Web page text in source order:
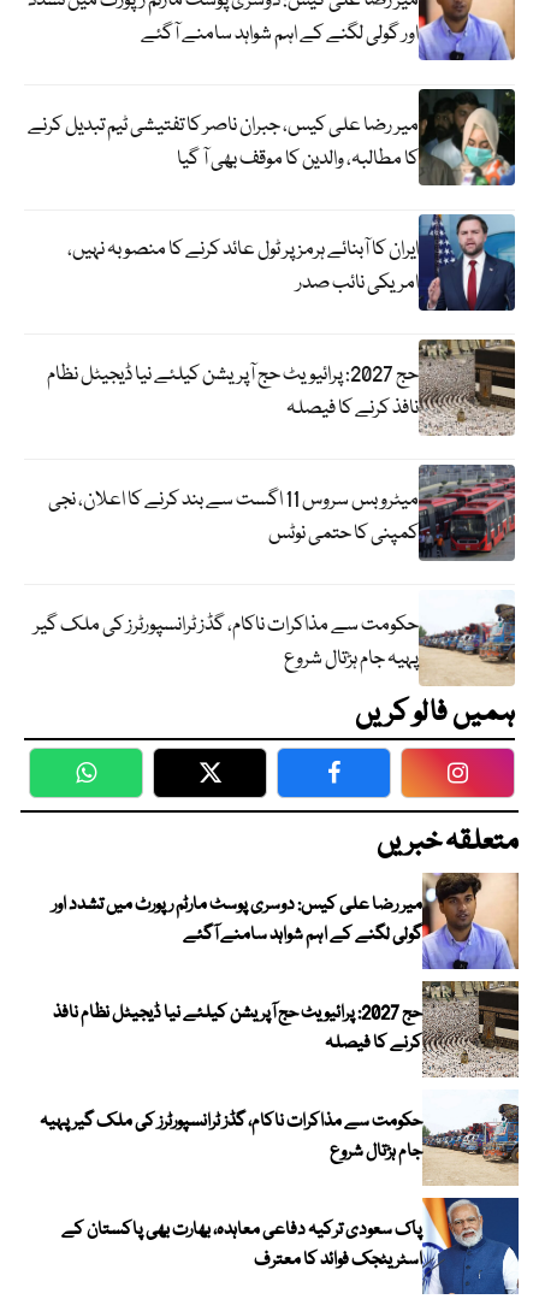
اور گولی لگنے کے اہم شواہد سامنے آگئے
میر رضا علی کیس، جبران ناصر کا تفتیشی ٹیم تبدیل کرنے
کا مطالبہ، والدین کا موقف بھی آ گیا
ایران کا آبنائے ہرمز پر ٹول عائد کرنے کا منصوبہ نہیں،
امریکی نائب صدر
حج 2027: پرائیویٹ حج آپریشن کیلئے نیا ڈیجیٹل نظام
نافذ کرنے کا فیصلہ
میٹرو بس سروس 11 اگست سے بند کرنے کا اعلان، نجی
کمپنی کا حتمی نوٹس
حکومت سے مذاکرات ناکام، گڈز ٹرانسپورٹرز کی ملک گیر
پہیہ جام ہڑتال شروع
ہمیں فالو کریں
WhatsApp Twitter Facebook
متعلقہ خبریں
میر رضا علی کیس: دوسری پوسٹ مارٹم رپورٹ میں تشدد اور
گولی لگنے کے اہم شواہد سامنے آگئے
حج 2027: پرائیویٹ حج آپریشن کیلئے نیا ڈیجیٹل نظام نافذ
کرنے کا فیصلہ
حکومت سے مذاکرات ناکام، گڈز ٹرانسپورٹرز کی ملک گیر پہیہ
جام ہڑتال شروع
پاک سعودی ترکیہ دفاعی معاہدہ، بھارت بھی پاکستان کے
اسٹریٹجک فوائد کا معترف